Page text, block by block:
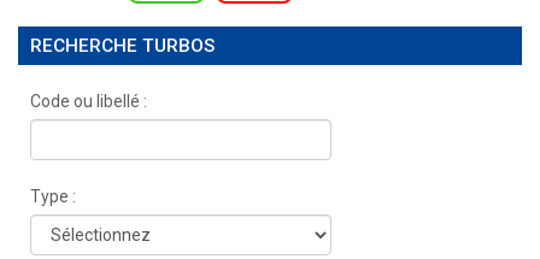
RECHERCHE TURBOS
Code ou libellé :
Type :